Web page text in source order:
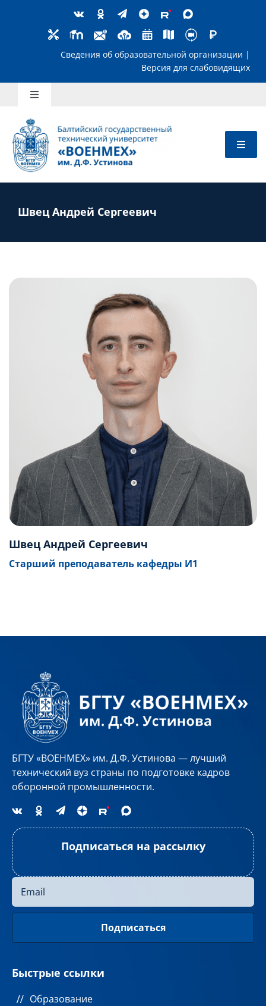
Сведения об образовательной
Toggle
Школьникам
Абитуриентам
Преподавателям
Слушателям
Швец Андрей Сергеевич
Швец Андрей Сергеевич
Старший преподаватель кафедры И1
БГТУ «ВОЕНМЕХ» им. Д.Ф. Устинова — лучший
технический вуз страны по подготовке кадров
оборонной промышленности.
Подписаться на рассылку
Быстрые ссылки
Образование